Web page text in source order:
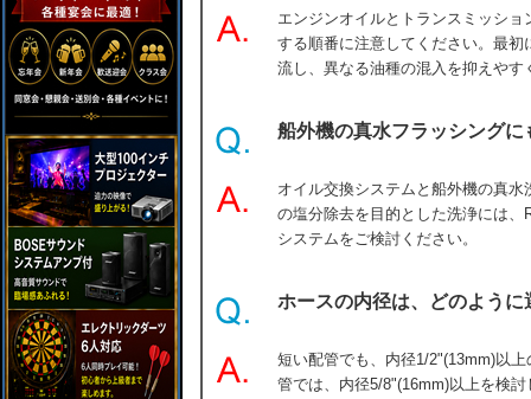
エンジンオイルとトランスミッシ
する順番に注意してください。最
流し、異なる油種の混入を抑えやす
船外機の真水フラッシングに
オイル交換システムと船外機の真
の塩分除去を目的とした洗浄には
システムをご検討ください。
ホースの内径は、どのように
短い配管でも、内径1/2"(13mm)以
管では、内径5/8"(16mm)以上を検